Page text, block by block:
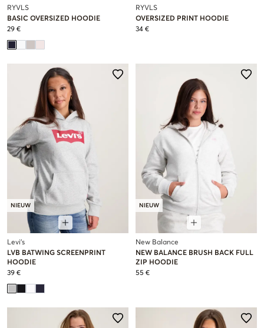
RYVLS
BASIC OVERSIZED HOODIE
29 €
RYVLS
OVERSIZED PRINT HOODIE
34 €
NIEUW
Levi's
LVB BATWING SCREENPRINT
HOODIE
39 €
NIEUW
New Balance
NEW BALANCE BRUSH BACK FULL
ZIP HOODIE
55 €